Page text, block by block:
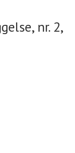
nr. 2,